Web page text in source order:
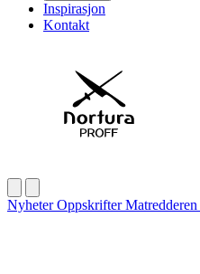
Inspirasjon
Kontakt
NyheterOppskrifterMatredderen